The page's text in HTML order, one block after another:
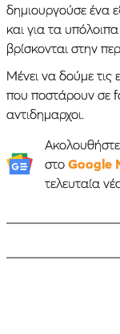
δημιουργούσε ένα
και για τα
βρίσκονται στην
Μένει να δούμε τις
που ποστάρουν σε
αντιδημαρχοι.
στο Google
τελευταία